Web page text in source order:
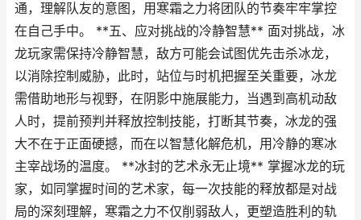
通，理解队友的意图，用寒霜之力将团队的节奏牢牢掌控
在自己手中。 **五、应对挑战的冷静智慧** 面对挑战，冰
龙玩家需保持冷静智慧，敌方可能会试图优先击杀冰龙，
以消除控制威胁，此时，站位与时机把握至关重要，冰龙
需借助地形与视野，在阴影中施展能力，当遇到高机动敌
人时，提前预判并释放控制技能，打断其节奏，冰龙的强
大不在于正面硬撼，而在以智慧化解危机，用冷静的寒冰
主宰战场的温度。 **冰封的艺术永无止境** 掌握冰龙的玩
家，如同掌握时间的艺术家，每一次技能的释放都是对战
局的深刻理解，寒霜之力不仅削弱敌人，更塑造胜利的轨